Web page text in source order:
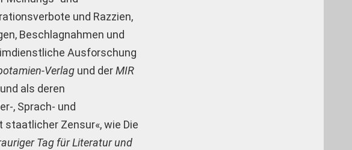
und Razzien,
Beschlagnahmen und
Ausforschung
Verlag und derMIR
als deren
, Sprach- und
Zensur«, wie Die
Tag für Literatur und